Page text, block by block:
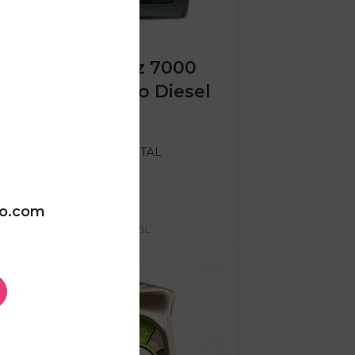
Total Quartz 7000
10w40 Turbo Diesel
TOTAL
Total 10w40 TD 5L